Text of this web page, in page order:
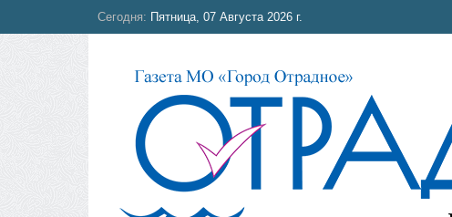
Сегодня: Пятница, 07 Августа 2026 г.